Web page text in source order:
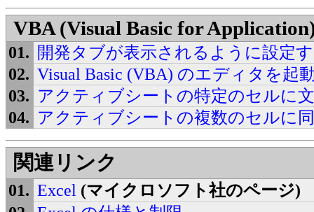
VBA (Visual Basic for
開発タブが表示されるように設定
Visual Basic (VBA) のエディタを起
アクティブシートの特定のセルに
アクティブシートの複数のセルに
関連リンク
Excel (マイクロソフト社のページ)